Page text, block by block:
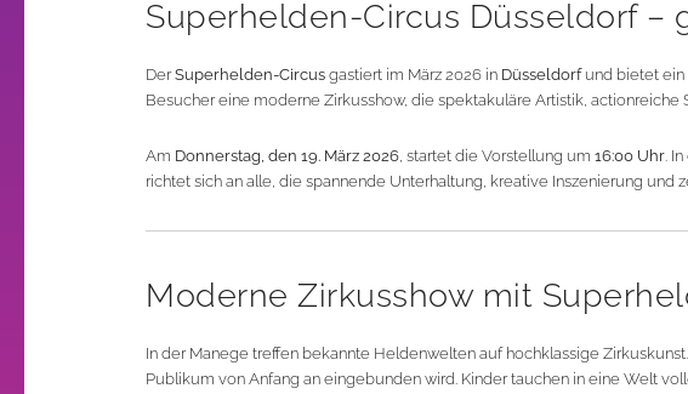
Superhelden-Circus Düsseldorf –
DerSuperhelden-Circus gastiert im März 2026 in Düsseldorfund bietet ein
Besucher eine moderne Zirkusshow, die spektakuläre Artistik,
Am Donnerstag, den 19. März 2026, startet die Vorstellung um 16:00 Uhr.
richtet sich an alle, die spannende Unterhaltung, kreative Inszenierung und
Moderne Zirkusshow mit
In der Manege treffen bekannte Heldenwelten auf hochklassige
Publikum von Anfang an eingebunden wird. Kinder tauchen in eine Welt